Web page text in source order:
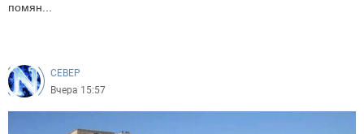
помян...
CEВЕР
Вчера 15:57